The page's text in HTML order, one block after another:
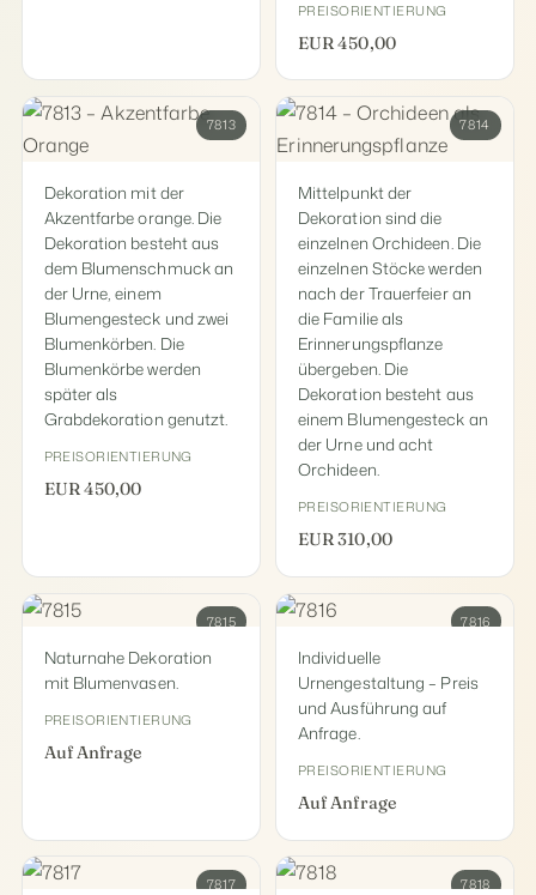
PREISORIENTIERUNG
EUR 450,00
7813
Dekoration mit der
Akzentfarbe orange. Die
Dekoration besteht aus
dem Blumenschmuck an
der Urne, einem
Blumengesteck und zwei
Blumenkörben. Die
Blumenkörbe werden
später als
Grabdekoration genutzt.
PREISORIENTIERUNG
EUR 450,00
7814
Mittelpunkt der
Dekoration sind die
einzelnen Orchideen. Die
einzelnen Stöcke werden
nach der Trauerfeier an
die Familie als
Erinnerungspflanze
übergeben. Die
Dekoration besteht aus
einem Blumengesteck an
der Urne und acht
Orchideen.
PREISORIENTIERUNG
EUR 310,00
7815
Naturnahe Dekoration
mit Blumenvasen.
PREISORIENTIERUNG
Auf Anfrage
7816
Individuelle
Urnengestaltung – Preis
und Ausführung auf
Anfrage.
PREISORIENTIERUNG
Auf Anfrage
7817 7818